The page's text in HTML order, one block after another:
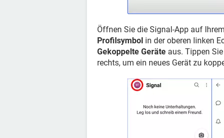
Öffnen Sie die Signal-App auf
Profilsymbol in der oberen linken
Gekoppelte Geräte aus. Tippen
rechts, um ein neues Gerät zu